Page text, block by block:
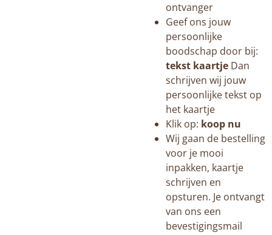
ontvanger
Geef ons jouw
persoonlijke
boodschap door bij:
tekst kaartje Dan
schrijven wij jouw
persoonlijke tekst op
het kaartje
Klik op: koop nu
Wij gaan de bestelling
voor je mooi
inpakken, kaartje
schrijven en
opsturen. Je ontvangt
van ons een
bevestigingsmail